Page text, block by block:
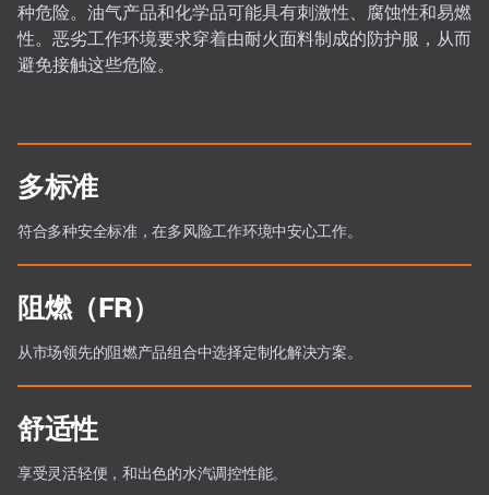
种危险。油气产品和化学品可能具有刺激性、腐蚀性和易燃
性。恶劣工作环境要求穿着由耐火面料制成的防护服，从而
避免接触这些危险。
多标准
符合多种安全标准，在多风险工作环境中安心工作。
阻燃（FR）
从市场领先的阻燃产品组合中选择定制化解决方案。
舒适性
享受灵活轻便，和出色的水汽调控性能。